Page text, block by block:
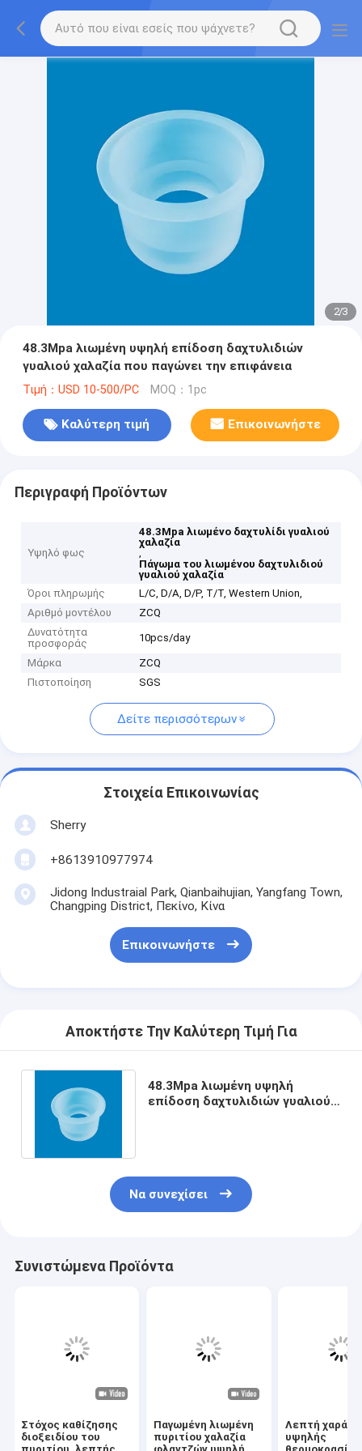
2/3
48.3Mpa λιωμένη υψηλή επίδοση δαχτυλιδιών
γυαλιού χαλαζία που παγώνει την επιφάνεια
Τιμή：USD 10-500/PC MOQ：1pc
Καλύτερη τιμή Επικοινωνήστε
Περιγραφή Προϊόντων
Υψηλό φως
48.3Mpa λιωμένο δαχτυλίδι γυαλιού
χαλαζία
,
Πάγωμα του λιωμένου δαχτυλιδιού
γυαλιού χαλαζία
Όροι πληρωμής
L/C, D/A, D/P, T/T, Western Union,
Αριθμό μοντέλου
ZCQ
Δυνατότητα
προσφοράς
10pcs/day
Μάρκα
ZCQ
Πιστοποίηση
SGS
Δείτε περισσότερων
Στοιχεία Επικοινωνίας
Sherry
+8613910977974
Jidong Industraial Park, Qianbaihujian, Yangfang Town,
Changping District, Πεκίνο, Κίνα
Επικοινωνήστε
Αποκτήστε Την Καλύτερη Τιμή Για
48.3Mpa λιωμένη υψηλή
επίδοση δαχτυλιδιών γυαλιού
Να συνεχίσει
Συνιστώμενα Προϊόντα
Στόχος καθίζησης
διοξειδίου του
Παγωμένη λιωμένη
πυριτίου χαλαζία
Λεπτή
υψηλής